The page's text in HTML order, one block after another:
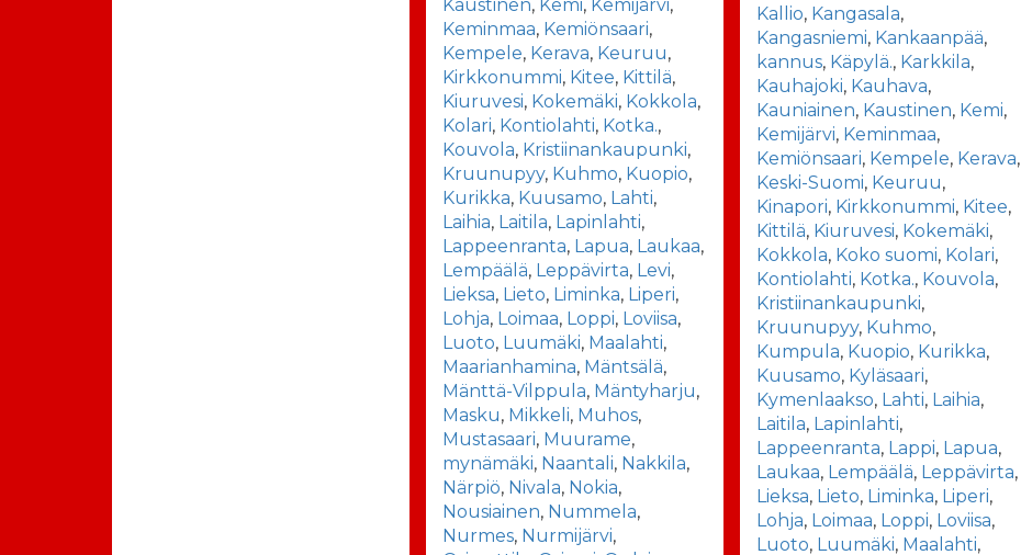
Kaustinen, Kemi, Kemijärvi,
Keminmaa, Kemiönsaari,
Kempele, Kerava, Keuruu,
Kirkkonummi, Kitee, Kittilä,
Kiuruvesi, Kokemäki, Kokkola,
Kolari, Kontiolahti, Kotka.,
Kouvola, Kristiinankaupunki,
Kruunupyy, Kuhmo, Kuopio,
Kurikka, Kuusamo, Lahti,
Laihia, Laitila, Lapinlahti,
Lappeenranta, Lapua, Laukaa,
Lempäälä, Leppävirta, Levi,
Lieksa, Lieto, Liminka, Liperi,
Lohja, Loimaa, Loppi, Loviisa,
Luoto, Luumäki, Maalahti,
Maarianhamina, Mäntsälä,
Mänttä-Vilppula, Mäntyharju,
Masku, Mikkeli, Muhos,
Mustasaari, Muurame,
mynämäki, Naantali, Nakkila,
Närpiö, Nivala, Nokia,
Nousiainen, Nummela,
Nurmes, Nurmijärvi,
Kallio, Kangasala,
Kangasniemi, Kankaanpää,
kannus, Käpylä., Karkkila,
Kauhajoki, Kauhava,
Kauniainen, Kaustinen, Kemi,
Kemijärvi, Keminmaa,
Kemiönsaari, Kempele, Kerava,
Keski-Suomi, Keuruu,
Kinapori, Kirkkonummi, Kitee,
Kittilä, Kiuruvesi, Kokemäki,
Kokkola, Koko suomi, Kolari,
Kontiolahti, Kotka., Kouvola,
Kristiinankaupunki,
Kruunupyy, Kuhmo,
Kumpula, Kuopio, Kurikka,
Kuusamo, Kyläsaari,
Kymenlaakso, Lahti, Laihia,
Laitila, Lapinlahti,
Lappeenranta, Lappi, Lapua,
Laukaa, Lempäälä, Leppävirta,
Lieksa, Lieto, Liminka, Liperi,
Lohja, Loimaa, Loppi, Loviisa,
Luoto, Luumäki, Maalahti,